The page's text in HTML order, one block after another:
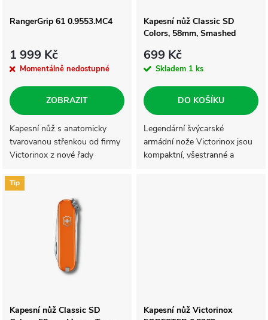
p
r
o
d
u
k
s
p
r
o
d
u
k
RangerGrip 61 0.9553.MC4
1 999 Kč
Momentálně nedostupné
ZOBRAZIT
Kapesní nůž s anatomicky
tvarovanou střenkou od firmy
Victorinox z nové řady
s pojistkou velké čepele.
Kapesní nůž Classic SD
Colors, 58mm, Smashed
699 Kč
Skladem 1 ks
DO KOŠÍKU
Legendární švýcarské
armádní nože Victorinox jsou
kompaktní, všestranné a
Tip
Kapesní nůž Classic SD
Kapesní nůž Victorinox